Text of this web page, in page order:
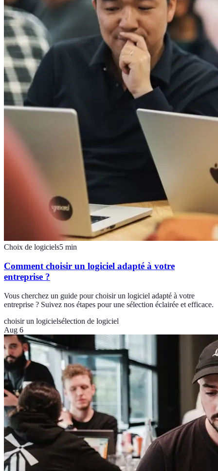
Choix de logiciels5 min
Comment choisir un logiciel adapté à votre
entreprise ?
Vous cherchez un guide pour choisir un logiciel adapté à votre
entreprise ? Suivez nos étapes pour une sélection éclairée et efficace.
choisir un logicielsélection de logiciel
Aug 6